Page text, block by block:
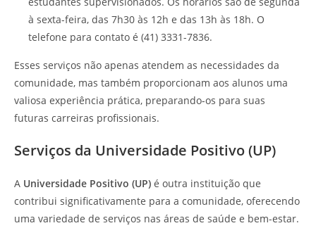
à sexta-feira, das 7h30 às 12h e das 13h às 18h. O
telefone para contato é (41) 3331-7836.
Esses serviços não apenas atendem as necessidades da
comunidade, mas também proporcionam aos alunos uma
valiosa experiência prática, preparando-os para suas
futuras carreiras profissionais.
Serviços da Universidade Positivo (UP)
A Universidade Positivo (UP) é outra instituição que
contribui significativamente para a comunidade, oferecendo
uma variedade de serviços nas áreas de saúde e bem-estar.